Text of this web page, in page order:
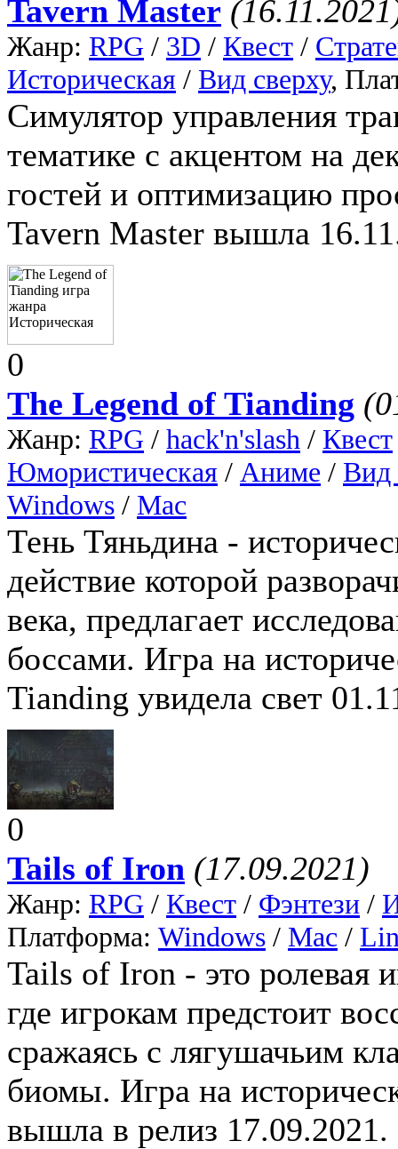
Tavern Master
Жанр: RPG / 3D / Квест /
Историческая / Вид сверху,
Симулятор управления
тематике с акцентом на
гостей и оптимизацию
Tavern Master вышла
0
The Legend of Tianding
Жанр: RPG / hack'n'slash / Квест
Юмористическая / Аниме / Вид
Windows / Mac
Тень Тяньдина -
действие которой
века, предлагает
боссами. Игра на
Tianding увидела свет
0
Tails of Iron (17.09.2021)
Жанр: RPG / Квест / Фэнтези /
Платформа: Windows / Mac /
Tails of Iron - это ролевая
где игрокам предстоит
сражаясь с лягушачьим
биомы. Игра на
вышла в релиз 17.09.2021.